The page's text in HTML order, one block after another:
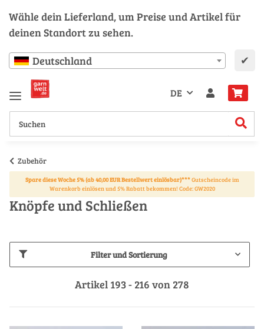
Wähle dein Lieferland, um Preise und Artikel für
deinen Standort zu sehen.
Deutschland ✔
DE
Zubehör
Spare diese Woche 5% (ab 40,00 EUR Bestellwert einlösbar)***Gutscheincode im
Warenkorb einlösen und 5% Rabatt bekommen! Code: GW2020
Knöpfe und Schließen
Filter und Sortierung
Artikel 193 - 216 von 278